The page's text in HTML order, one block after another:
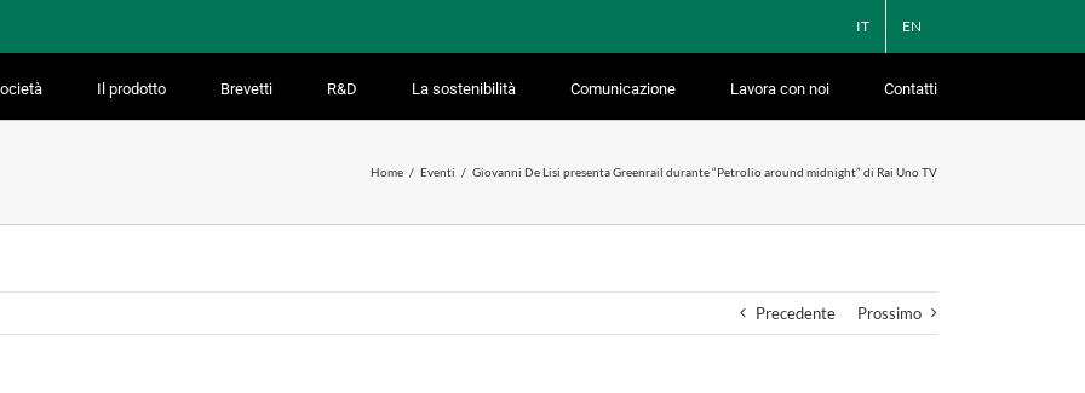
IT EN
Il prodotto Brevetti R&D La sostenibilità Comunicazione Lavora con noi Contatti
Home Eventi Giovanni De Lisi presenta Greenrail durante “Petrolio around midnight” di Rai Uno TV
Precedente Prossimo